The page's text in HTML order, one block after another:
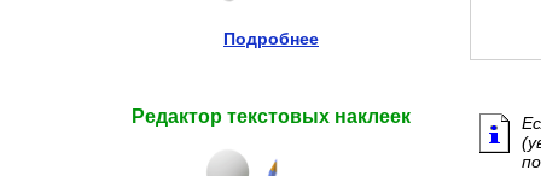
Подробнее
Редактор текстовых наклеек